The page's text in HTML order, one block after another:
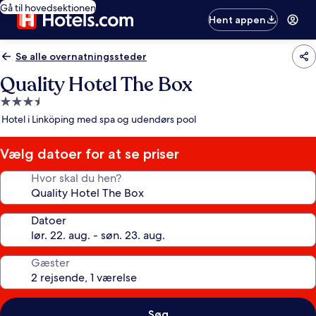
Gå til hovedsektionen
Hent appen
Se alle overnatningssteder
Quality Hotel The Box
3.5-
stjernet
Hotel i Linköping med spa og udendørs pool
Vælg datoer for at se priser
Hvor skal du hen?
Datoer
Gæster